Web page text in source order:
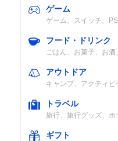
ゲーム
ゲーム、スイッチ、PS
フード・ドリンク
ごはん、お菓子、お酒
アウトドア
キャンプ、アクティビ
トラベル
旅行、旅行グッズ、ホ
ギフト